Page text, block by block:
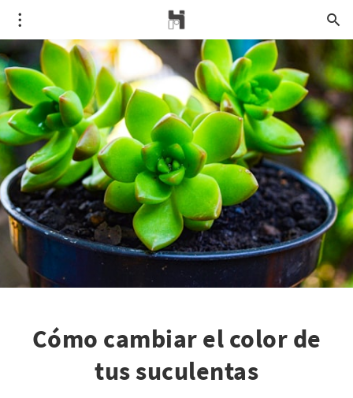
Cómo cambiar el color de
tus suculentas